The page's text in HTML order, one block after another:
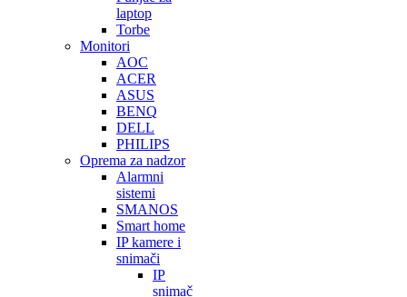
laptop
Torbe
Monitori
AOC
ACER
ASUS
BENQ
DELL
PHILIPS
Oprema za nadzor
Alarmni
sistemi
SMANOS
Smart home
IP kamere i
snimači
IP
snimač